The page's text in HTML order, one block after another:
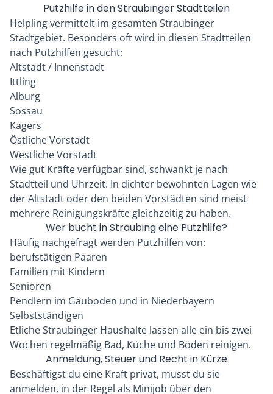
Putzhilfe in den Straubinger Stadtteilen
Helpling vermittelt im gesamten Straubinger
Stadtgebiet. Besonders oft wird in diesen Stadtteilen
nach Putzhilfen gesucht:
Altstadt / Innenstadt
Ittling
Alburg
Sossau
Kagers
Östliche Vorstadt
Westliche Vorstadt
Wie gut Kräfte verfügbar sind, schwankt je nach
Stadtteil und Uhrzeit. In dichter bewohnten Lagen wie
der Altstadt oder den beiden Vorstädten sind meist
mehrere Reinigungskräfte gleichzeitig zu haben.
Wer bucht in Straubing eine Putzhilfe?
Häufig nachgefragt werden Putzhilfen von:
berufstätigen Paaren
Familien mit Kindern
Senioren
Pendlern im Gäuboden und in Niederbayern
Selbstständigen
Etliche Straubinger Haushalte lassen alle ein bis zwei
Wochen regelmäßig Bad, Küche und Böden reinigen.
Anmeldung, Steuer und Recht in Kürze
Beschäftigst du eine Kraft privat, musst du sie
anmelden, in der Regel als Minijob über den